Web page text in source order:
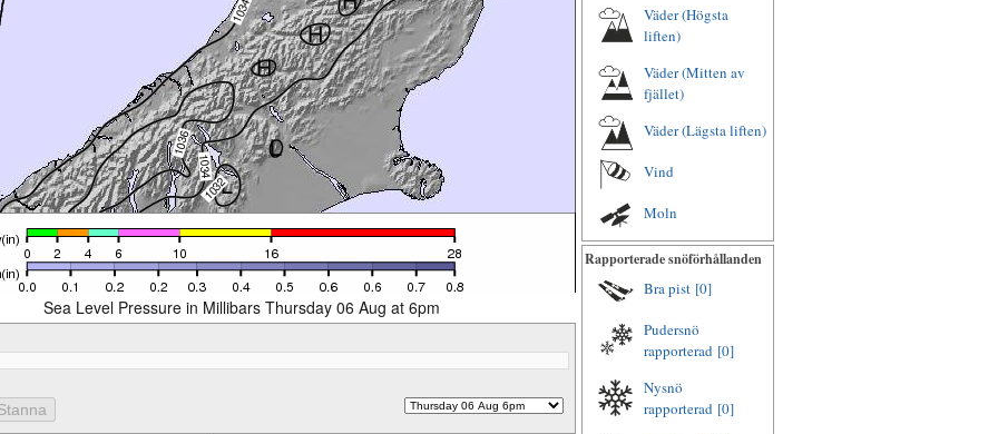
Sea Level Pressure in Millibars Thursday 06 Aug at 6pm
Väder (Högsta
liften)
Väder (Mitten av
fjället)
Väder (Lägsta liften)
Vind
Moln
Rapporterade snöförhållanden
Bra pist [0]
Pudersnö
rapporterad [0]
Nysnö
rapporterad [0]